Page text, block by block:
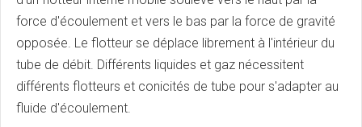
force d'écoulement et vers le bas par la force de gravité
opposée. Le flotteur se déplace librement à l'intérieur du
tube de débit. Différents liquides et gaz nécessitent
différents flotteurs et conicités de tube pour s'adapter au
fluide d'écoulement.